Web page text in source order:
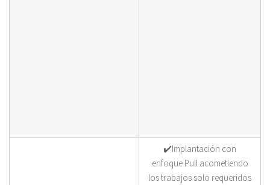
✔️Implantación con
enfoque Pull acometiendo
los trabajos solo requeridos